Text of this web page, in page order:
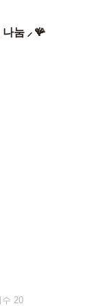
눔 ⸝ 🪸
수 20